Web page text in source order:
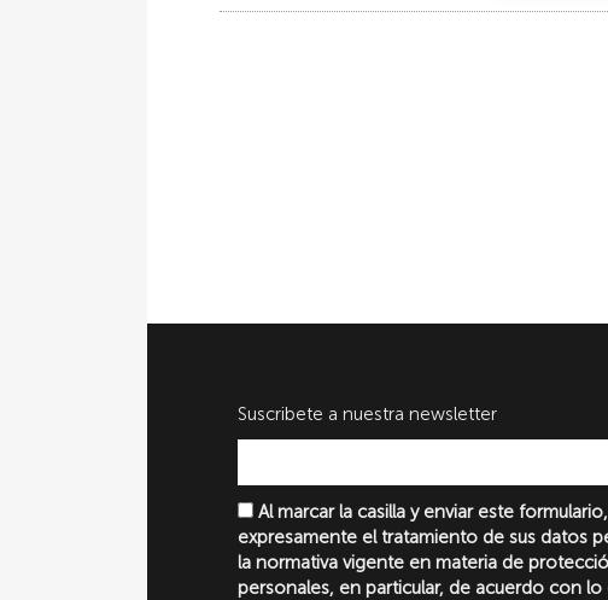
Suscribete a nuestra newsletter
Al marcar la casilla y enviar este
expresamente el tratamiento de sus datos
la normativa vigente en materia de
personales, en particular, de acuerdo con